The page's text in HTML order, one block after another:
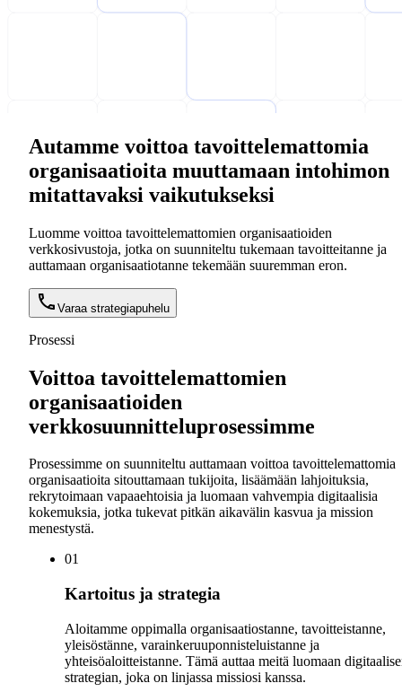
Autamme voittoa tavoittelemattomia
organisaatioita muuttamaan intohimon
mitattavaksi vaikutukseksi
Luomme voittoa tavoittelemattomien organisaatioiden
verkkosivustoja, jotka on suunniteltu tukemaan tavoitteitanne ja
auttamaan organisaatiotanne tekemään suuremman eron.
Varaa strategiapuhelu
Prosessi
Voittoa tavoittelemattomien
organisaatioiden
verkkosuunnitteluprosessimme
Prosessimme on suunniteltu auttamaan voittoa tavoittelemattomia
organisaatioita sitouttamaan tukijoita, lisäämään lahjoituksia,
rekrytoimaan vapaaehtoisia ja luomaan vahvempia digitaalisia
kokemuksia, jotka tukevat pitkän aikavälin kasvua ja mission
menestystä.
01
Kartoitus ja strategia
Aloitamme oppimalla organisaatiostanne, tavoitteistanne,
yleisöstänne, varainkeruuponnisteluistanne ja
yhteisöaloitteistanne. Tämä auttaa meitä luomaan
strategian, joka on linjassa missiosi kanssa.